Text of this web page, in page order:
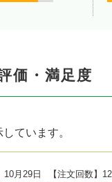
価・満足度
ています。
10月29日 【注文回数】